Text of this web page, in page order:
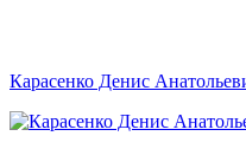
Карасенко Денис